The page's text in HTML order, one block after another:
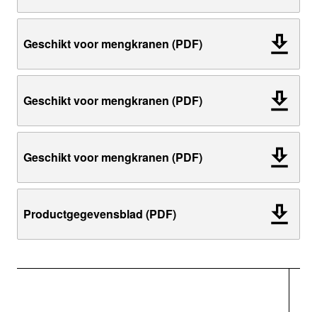
Geschikt voor mengkranen (PDF)
Geschikt voor mengkranen (PDF)
Geschikt voor mengkranen (PDF)
Productgegevensblad (PDF)